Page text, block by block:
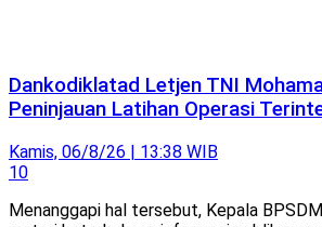
Dankodiklatad Letjen TNI
Peninjauan Latihan Operasi
Kamis, 06/8/26 | 13:38 WIB
10
Menanggapi hal tersebut, Kepala